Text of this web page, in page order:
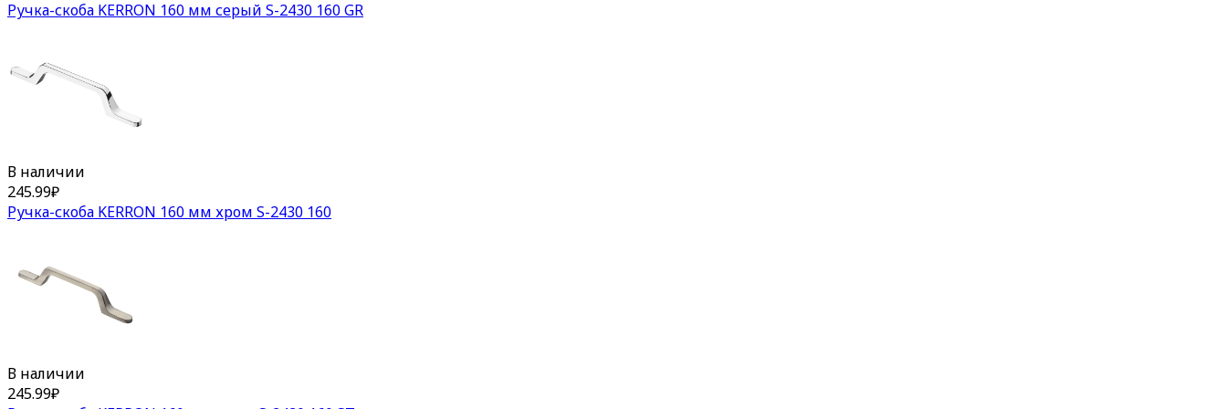
Ручка-скоба KERRON 160 мм серый S-2430 160 GR
В наличии
245.99₽
Ручка-скоба KERRON 160 мм хром S-2430 160
В наличии
245.99₽